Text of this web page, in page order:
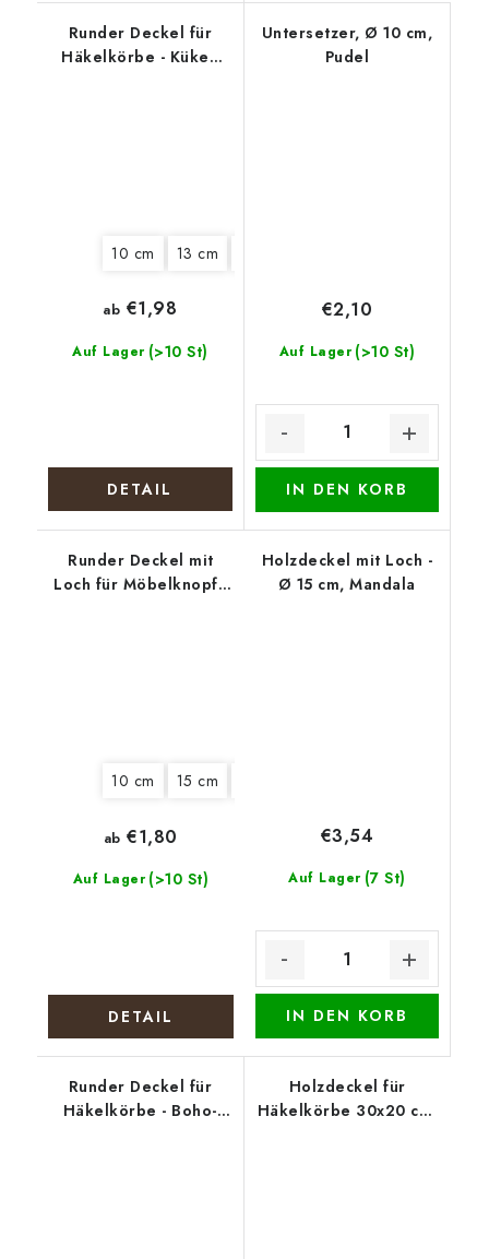
Runder Deckel für
Häkelkörbe - Küken
10 cm 13 cm
Auf Lager (>10 St)
ab €1,98
DETAIL
Untersetzer, Ø 10 cm,
Pudel
Auf Lager (>10 St)
€2,10
IN DEN KORB
Runder Deckel mit
Loch für Möbelknopf -
10 cm 15 cm
Auf Lager (>10 St)
ab €1,80
DETAIL
Holzdeckel mit Loch -
Ø 15 cm, Mandala
Auf Lager (7 St)
€3,54
IN DEN KORB
Runder Deckel für
Häkelkörbe - Boho-
Holzdeckel für
Häkelkörbe 30x20 cm,